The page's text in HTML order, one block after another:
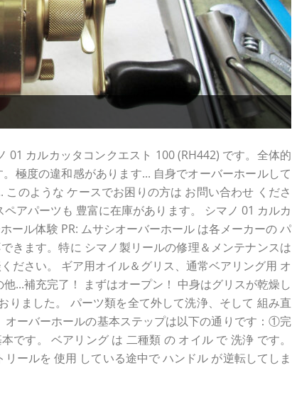
01 カルカッタコンクエスト 100 (RH442) です。全体的
極度の違和感があります... 自身でオーバーホールして
のような ケースでお困りの方は お問い合わせ くださ
アパーツも 豊富に在庫があります。 シマノ 01 カルカ
ール体験 PR: ムサシオーバーホール は各メーカーの パ
きます。特に シマノ製リールの修理＆メンテナンスは
ださい。 ギア用オイル＆グリス、通常ベアリング用 オ
...補充完了！ まずはオープン！ 中身はグリスが乾燥し
りました。 パーツ類を全て外して洗浄、そして 組み直
オーバーホールの基本ステップは以下の通りです：①完
す。 ベアリング は 二種類 の オイル で 洗浄 です。
ールを 使用 している途中で ハンドル が逆転してしま